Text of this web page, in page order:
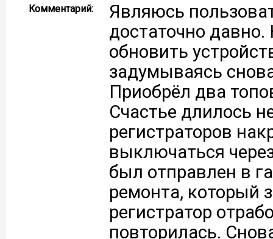
Комментарий:
Являюсь
достаточно
обновить
задумываясь
Приобрёл два
Счастье длилось
регистраторов
выключаться
был отправлен в
ремонта, который
регистратор
повторилась.